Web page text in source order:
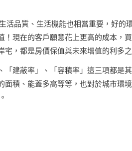
活品質、生活機能也相當重要，好的
現在的客戶願意花上更高的成本，
，都是房價保值與未來增值的利多之
建蔽率」、「容積率」這三項都是
積、能蓋多高等等，也對於城市環